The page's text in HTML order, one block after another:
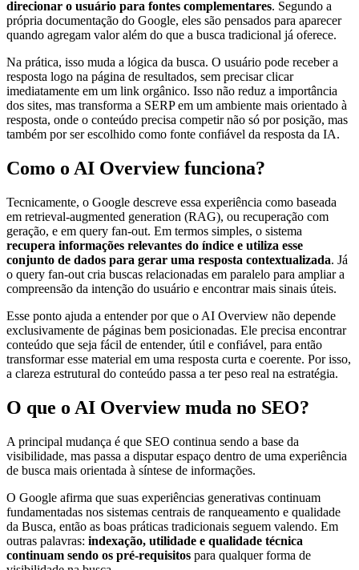
direcionar o usuário para fontes complementares. Segundo a
própria documentação do Google, eles são pensados para aparecer
quando agregam valor além do que a busca tradicional já oferece.
Na prática, isso muda a lógica da busca. O usuário pode receber a
resposta logo na página de resultados, sem precisar clicar
imediatamente em um link orgânico. Isso não reduz a importância
dos sites, mas transforma a SERP em um ambiente mais orientado à
resposta, onde o conteúdo precisa competir não só por posição, mas
também por ser escolhido como fonte confiável da resposta da IA.
Como o AI Overview funciona?
Tecnicamente, o Google descreve essa experiência como baseada
em retrieval-augmented generation (RAG), ou recuperação com
geração, e em query fan-out. Em termos simples, o sistema
recupera informações relevantes do índice e utiliza esse
conjunto de dados para gerar uma resposta contextualizada. Já
o query fan-out cria buscas relacionadas em paralelo para ampliar a
compreensão da intenção do usuário e encontrar mais sinais úteis.
Esse ponto ajuda a entender por que o AI Overview não depende
exclusivamente de páginas bem posicionadas. Ele precisa encontrar
conteúdo que seja fácil de entender, útil e confiável, para então
transformar esse material em uma resposta curta e coerente. Por isso,
a clareza estrutural do conteúdo passa a ter peso real na estratégia.
O que o AI Overview muda no SEO?
A principal mudança é que SEO continua sendo a base da
visibilidade, mas passa a disputar espaço dentro de uma experiência
de busca mais orientada à síntese de informações.
O Google afirma que suas experiências generativas continuam
fundamentadas nos sistemas centrais de ranqueamento e qualidade
da Busca, então as boas práticas tradicionais seguem valendo. Em
outras palavras: indexação, utilidade e qualidade técnica
continuam sendo os pré-requisitos para qualquer forma de